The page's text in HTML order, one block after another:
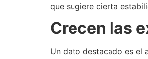
que sugiere cierta
Crecen las
Un dato destacado es el